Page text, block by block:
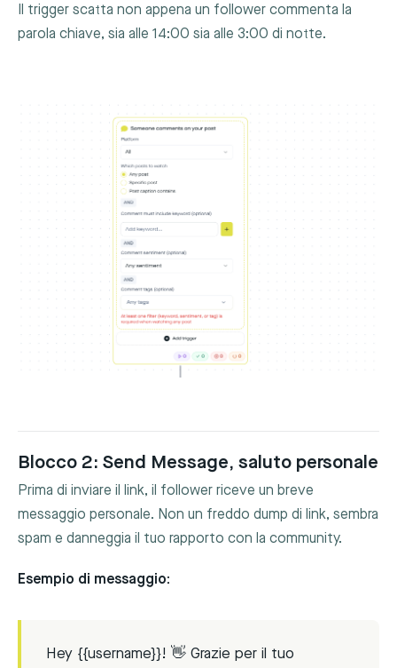
Il trigger scatta non appena un follower commenta la
parola chiave, sia alle 14:00 sia alle 3:00 di notte.
Blocco 2: Send Message, saluto personale
Prima di inviare il link, il follower riceve un breve
messaggio personale. Non un freddo dump di link, sembra
spam e danneggia il tuo rapporto con la community.
Esempio di messaggio:
Hey {{username}}! 👋 Grazie per il tuo